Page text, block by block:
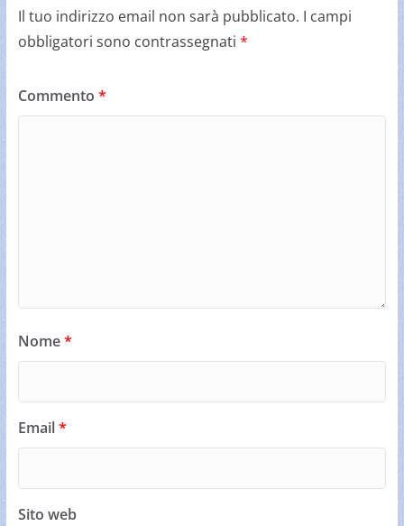
Il tuo indirizzo email non sarà pubblicato. I campi
obbligatori sono contrassegnati *
Commento *
Nome*
Email*
Sito web